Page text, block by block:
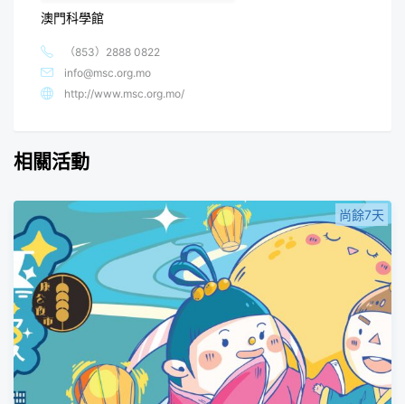
澳門科學館
（853）2888 0822
info@msc.org.mo
http://www.msc.org.mo/
相關活動
尚餘7天